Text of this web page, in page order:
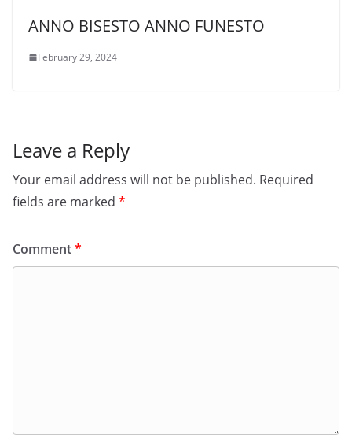
ANNO BISESTO ANNO FUNESTO
February 29, 2024
Leave a Reply
Your email address will not be published. Required
fields are marked *
Comment*